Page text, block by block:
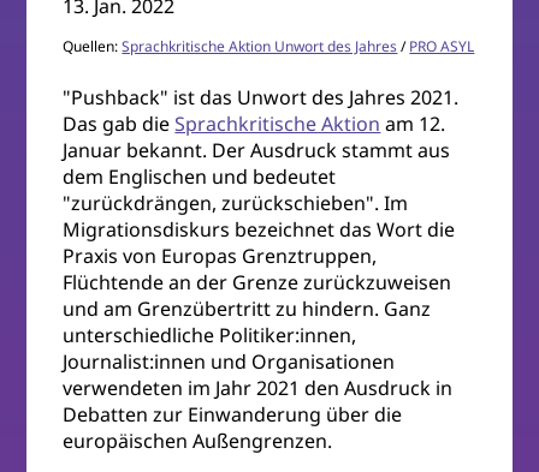
13. Jan. 2022
Quellen:Sprachkritische Aktion Unwort des Jahres/PRO ASYL
"Pushback" ist das Unwort des Jahres 2021.
Das gab dieSprachkritische Aktion am 12.
Januar bekannt. Der Ausdruck stammt aus
dem Englischen und bedeutet
"zurückdrängen, zurückschieben". Im
Migrationsdiskurs bezeichnet das Wort die
Praxis von Europas Grenztruppen,
Flüchtende an der Grenze zurückzuweisen
und am Grenzübertritt zu hindern. Ganz
unterschiedliche Politiker:innen,
Journalist:innen und Organisationen
verwendeten im Jahr 2021 den Ausdruck in
Debatten zur Einwanderung über die
europäischen Außengrenzen.